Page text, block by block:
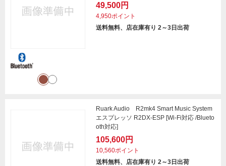
49,500円
4,950ポイント
送料無料、店在庫有り 2～3日出荷
Ruark Audio R2mk4 Smart Music System
エスプレッソ R2DX-ESP [Wi-Fi対応 /Blueto
oth対応]
105,600円
10,560ポイント
送料無料、店在庫有り 2～3日出荷